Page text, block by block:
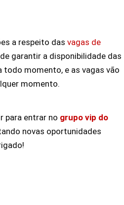
a respeito das vagas de
garantir a disponibilidade das
momento, e as vagas vão
momento.
para entrar no grupo vip do
novas oportunidades